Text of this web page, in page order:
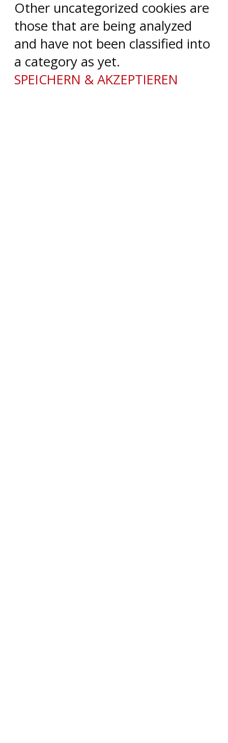
Other uncategorized cookies are
those that are being analyzed
and have not been classified into
a category as yet.
SPEICHERN & AKZEPTIEREN